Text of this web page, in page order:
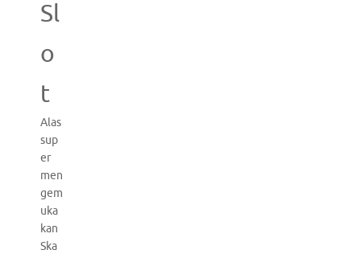
Sl
o
t
Alas
sup
er
men
gem
uka
kan
Ska